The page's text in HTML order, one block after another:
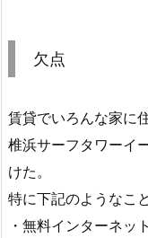
欠点
賃貸でいろんな家に
椎浜サーフタワーイ
けた。
特に下記のようなこ
・無料インターネッ